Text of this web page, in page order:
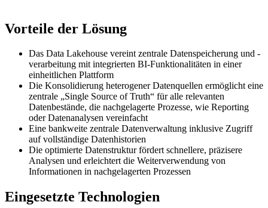
Vorteile der Lösung
Das Data Lakehouse vereint zentrale Datenspeicherung und -
verarbeitung mit integrierten BI-Funktionalitäten in einer
einheitlichen Plattform
Die Konsolidierung heterogener Datenquellen ermöglicht eine
zentrale „Single Source of Truth“ für alle relevanten
Datenbestände, die nachgelagerte Prozesse, wie Reporting
oder Datenanalysen vereinfacht
Eine bankweite zentrale Datenverwaltung inklusive Zugriff
auf vollständige Datenhistorien
Die optimierte Datenstruktur fördert schnellere, präzisere
Analysen und erleichtert die Weiterverwendung von
Informationen in nachgelagerten Prozessen
Eingesetzte Technologien